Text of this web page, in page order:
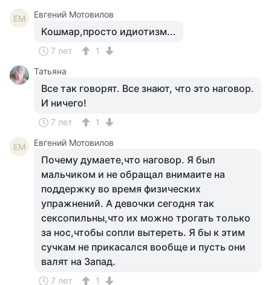
ЕМ Евгений Мотовилов
Кошмар,просто идиотизм...
7 лет
1
Татьяна
Все так говорят. Все знают, что это наговор.
И ничего!
7 лет 1
ЕМ Евгений Мотовилов
Почему думаете,что наговор. Я был
мальчиком и не обращал внимаите на
поддержку во время физических
упражнений. А девочки сегодня так
сексопильны,что их можно трогать только
за нос,чтобы сопли вытереть. Я бы к этим
сучкам не прикасался вообще и пусть они
валят на Запад.
7 лет 1